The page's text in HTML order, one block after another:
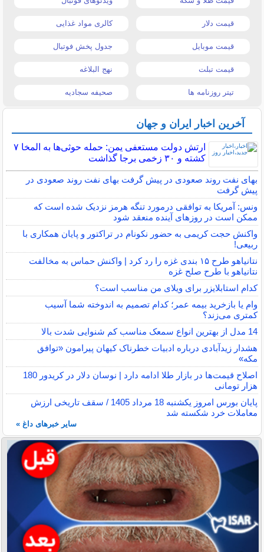
قیمت دلار کالری مواد غذایی
قیمت موبایل جدول پخش فوتبال
قیمت تبلت نهج البلاغه
تیتر روزنامه ها صحیفه سجادیه
آخرین اخبار ایران و جهان
ارتش دولت مستعفی یمن: حمله حوثی‌ها به المخا ۷
کشته و ۳۰ زخمی برجا گذاشت
بهای نفت روند صعودی در پیش گرفت بهای نفت روند صعودی در
پیش گرفت
ونس: آمریکا به توافقی درمورد تنگه هرمز نزدیک شده است که
ممکن است در روزهای آینده منعقد شود
واکنش حجت کریمی به حضور نکونام در تراکتور و پایان همکاری با
ربیعی!
نتانیاهو طرح ۱۵ بندی غزه را رد کرد | واکنش حماس به مخالفت
نتانیاهو با طرح صلح غزه
کدام استابلایزر برای ویلای من مناسب است؟
وام یا بازخرید بیمه عمر؛ کدام تصمیم به اندوخته شما آسیب
کمتری می‌زند؟
14 مدل از بهترین انواع سمعک مناسب کم شنوایی شدت بالا
هشدار زیدآبادی درباره ادبیات خطرناک کیهان پیرامون «توافق
مکه»
اصلاح قیمت‌ها در بازار طلا ادامه دارد | نوسان دلار در کریدور 180
هزار تومانی
پایان بورس امروز یکشنبه 18 مرداد 1405 / سقف تاریخی ارزش
معاملات خرد شکسته شد
سایر خبرهای داغ »